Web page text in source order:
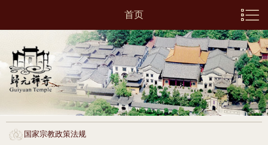
首页
国家宗教政策法规